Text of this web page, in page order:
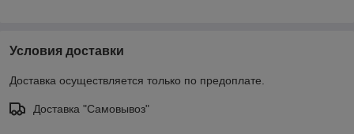
Условия доставки
Доставка осуществляется только по предоплате.
Доставка "Самовывоз"